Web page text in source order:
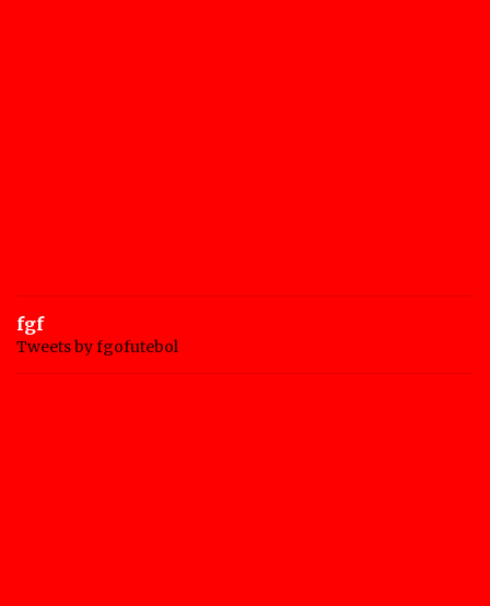
fgf
Tweets by fgofutebol